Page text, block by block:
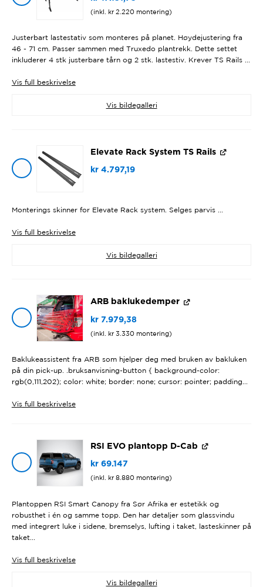
(inkl. kr2.220montering)
Justerbart lastestativ som monteres på planet. Høydejustering fra
46 - 71 cm. Passer sammen med Truxedo plantrekk. Dette settet
inkluderer 4 stk justerbare tårn og 2 stk. lastestiv. Krever TS Rails ...
Visfull beskrivelse
Vis bildegalleri
Elevate Rack System TS Rails
kr4.797,19
Monterings skinner for Elevate Rack system. Selges parvis ...
Visfull beskrivelse
Vis bildegalleri
ARB baklukedemper
kr7.979,38
(inkl. kr3.330montering)
Baklukeassistent fra ARB som hjelper deg med bruken av bakluken
på din pick-up. .bruksanvisning-button { background-color:
rgb(0,111,202); color: white; border: none; cursor: pointer; padding...
Visfull beskrivelse
RSI EVO plantopp D-Cab
kr69.147
(inkl. kr8.880montering)
Plantoppen RSI Smart Canopy fra Sør Afrika er estetikk og
robusthet i én og samme topp. Den har detaljer som glassvindu
med integrert luke i sidene, bremselys, lufting i taket, lasteskinner på
taket...
Visfull beskrivelse
Vis bildegalleri